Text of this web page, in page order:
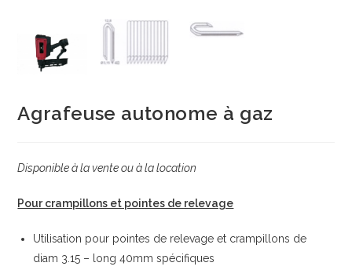
Agrafeuse autonome à gaz
Disponible à la vente ou à la location
Pour crampillons et pointes de relevage
Utilisation pour pointes de relevage et crampillons de
diam 3.15 – long 40mm spécifiques